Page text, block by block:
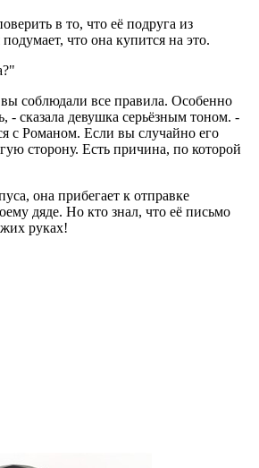
в то, что её подруга из
что она купится на это.
соблюдали все правила. Особенно
- сказала девушка серьёзным тоном. -
с Романом. Если вы случайно его
сторону. Есть причина, по которой
она прибегает к отправке
дяде. Но кто знал, что её письмо
руках!